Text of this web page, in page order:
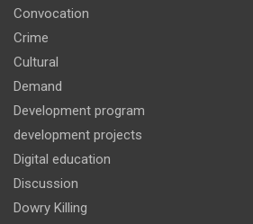
Convocation
Crime
Cultural
Demand
Development program
development projects
Digital education
Discussion
Dowry Killing